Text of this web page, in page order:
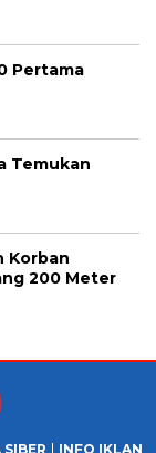
Pertama
Temukan
Korban
200 Meter
INFO IKLAN